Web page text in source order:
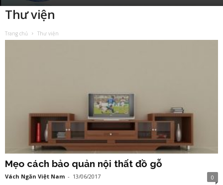
Thư viện
Trang chủ Thư viện
Mẹo cách bảo quản nội thất đồ gỗ
Vách Ngăn Việt Nam - 13/06/2017 0